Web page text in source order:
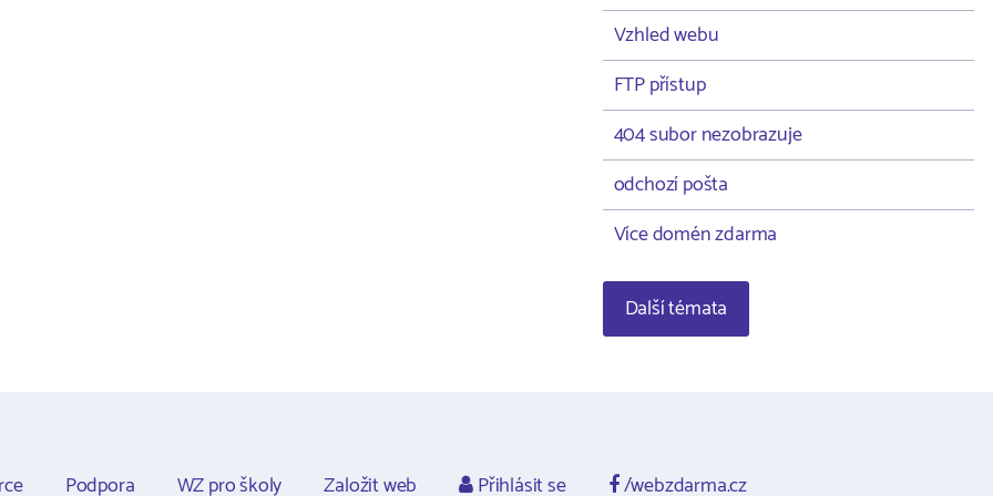
Vzhled webu
FTP přístup
404 subor nezobrazuje
odchozí pošta
Více domén zdarma
Další témata
Podpora WZ pro školy Založit web Přihlásit se /webzdarma.cz